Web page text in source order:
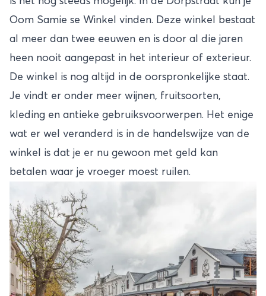
Oom Samie se Winkel vinden. Deze winkel bestaat
al meer dan twee eeuwen en is door al die jaren
heen nooit aangepast in het interieur of exterieur.
De winkel is nog altijd in de oorspronkelijke staat.
Je vindt er onder meer wijnen, fruitsoorten,
kleding en antieke gebruiksvoorwerpen. Het enige
wat er wel veranderd is in de handelswijze van de
winkel is dat je er nu gewoon met geld kan
betalen waar je vroeger moest ruilen.